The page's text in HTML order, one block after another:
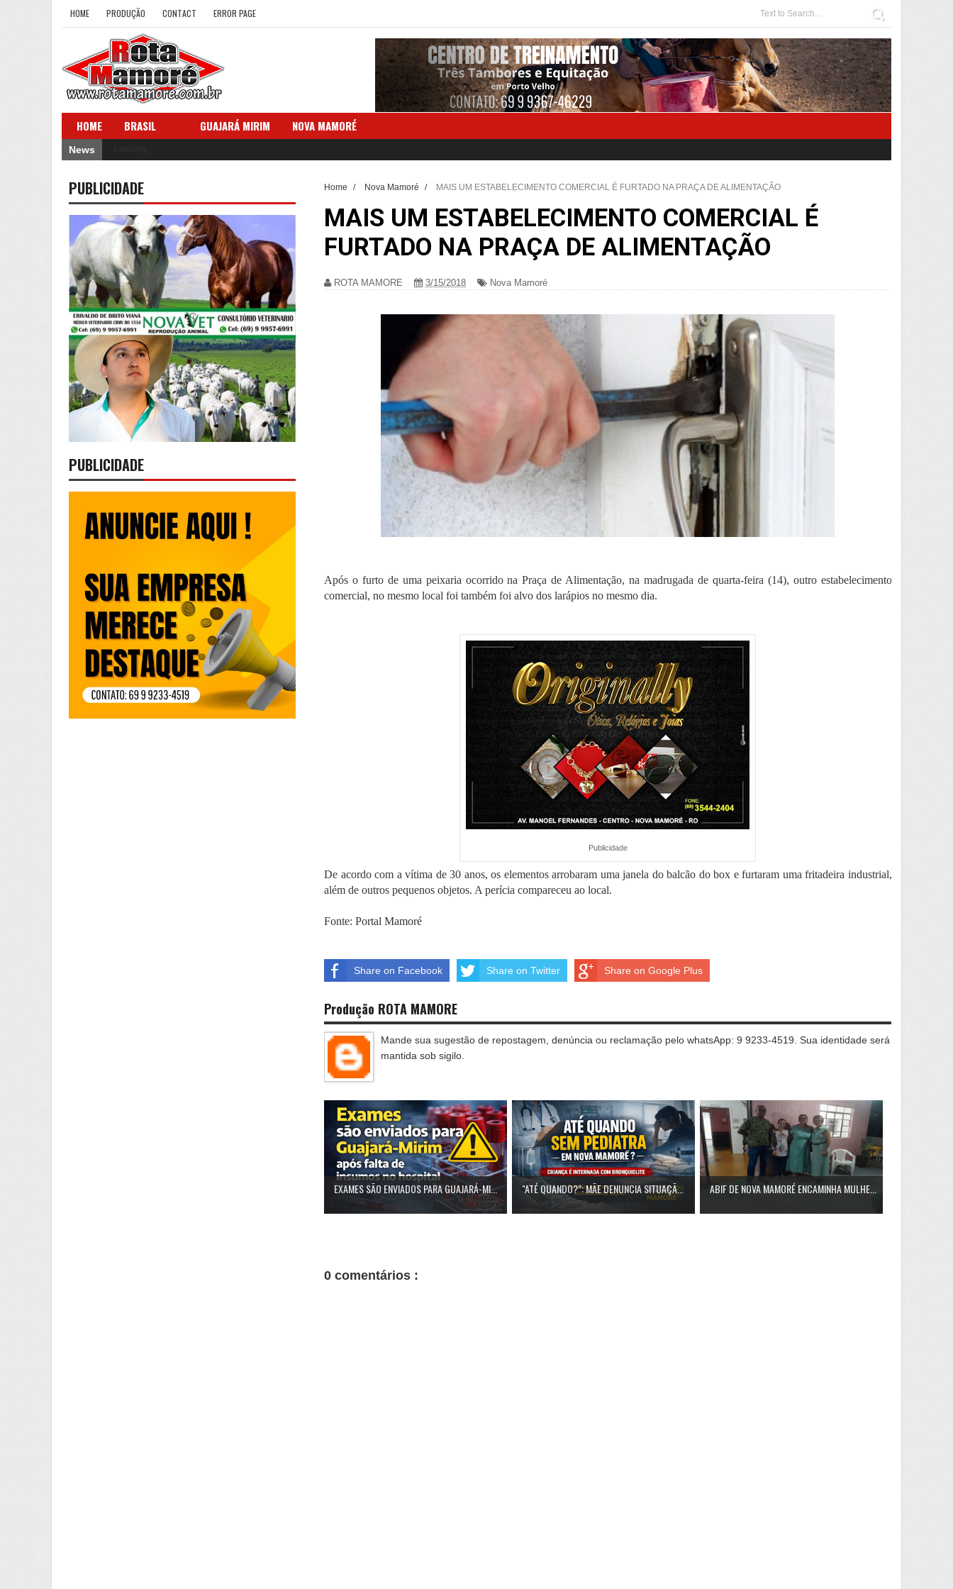
HOME PRODUÇÃO CONTACT ERROR PAGE
HOME BRASIL GUAJARÁ MIRIM NOVA MAMORÉ
News
Home / Nova Mamoré / MAIS UM ESTABELECIMENTO COMERCIAL É FURTADO NA PRAÇA DE ALIMENTAÇÃO
MAIS UM ESTABELECIMENTO COMERCIAL É
FURTADO NA PRAÇA DE ALIMENTAÇÃO
ROTA MAMORE 3/15/2018 Nova Mamoré
Após o furto de uma peixaria ocorrido na Praça de Alimentação, na madrugada de quarta-feira (14), outro estabelecimento
comercial, no mesmo local foi também foi alvo dos larápios no mesmo dia.
Publicidade
De acordo com a vítima de 30 anos, os elementos arrobaram uma janela do balcão do box e furtaram uma fritadeira industrial,
além de outros pequenos objetos. A perícia compareceu ao local.
Fonte: Portal Mamoré
Share on Facebook Share on Twitter Share on Google Plus
Produção ROTA MAMORE
Mande sua sugestão de repostagem, denúncia ou reclamação pelo whatsApp: 9 9233-4519. Sua identidade será
mantida sob sigilo.
EXAMES SÃO ENVIADOS PARA GUAJARÁ-MI... "ATÉ QUANDO?”: MÃE DENUNCIA SITUAÇÃ... ABIF DE NOVA MAMORÉ ENCAMINHA MULHE...
0 comentários :
PUBLICIDADE
PUBLICIDADE